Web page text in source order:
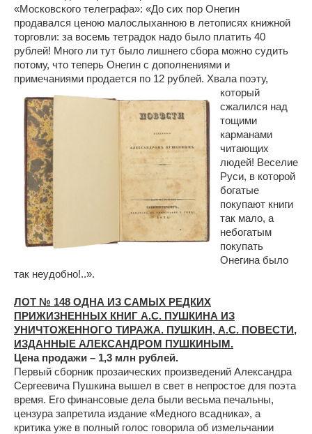
«Московского телеграфа»: «До сих пор Онегин
продавался ценою малослыханною в летописях книжной
торговли: за восемь тетрадок надо было платить 40
рублей! Много ли тут было лишнего сбора можно судить
потому, что теперь Онегин с дополнениями и
примечаниями продается по 12 рублей. Хвала поэту,
который
сжалился над
тощими
карманами
читающих
людей! Веселие
Руси, в которой
богатые
покупают книги
так мало, а
небогатым
покупать
Онегина было
так неудобно!..».
ЛОТ № 148 ОДНА ИЗ САМЫХ РЕДКИХ
ПРИЖИЗНЕННЫХ КНИГ А.С. ПУШКИНА ИЗ
УНИЧТОЖЕННОГО ТИРАЖА. ПУШКИН, А.С. ПОВЕСТИ,
ИЗДАННЫЕ АЛЕКСАНДРОМ ПУШКИНЫМ.
Цена продажи – 1,3 млн рублей.
Первый сборник прозаических произведений Александра
Сергеевича Пушкина вышел в свет в непростое для поэта
время. Его финансовые дела были весьма печальны,
цензура запретила издание «Медного всадника», а
критика уже в полный голос говорила об измельчании